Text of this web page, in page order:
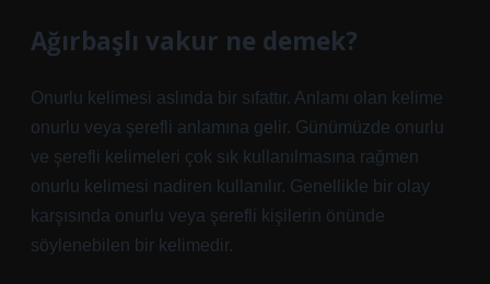
Ağırbaşlı vakur ne demek?
Onurlu kelimesi aslında bir sıfattır. Anlamı olan kelime
onurlu veya şerefli anlamına gelir. Günümüzde onurlu
ve şerefli kelimeleri çok sık kullanılmasına rağmen
onurlu kelimesi nadiren kullanılır. Genellikle bir olay
karşısında onurlu veya şerefli kişilerin önünde
söylenebilen bir kelimedir.